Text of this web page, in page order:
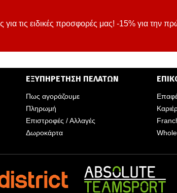
τις ειδικές προσφορές μας! -15% για την
ΕΞΥΠΗΡΕΤΗΣΗ ΠΕΛΑΤΩΝ
Πως αγοράζουμε
Πληρωμή
Επιστροφές / Αλλαγές
Δωροκάρτα